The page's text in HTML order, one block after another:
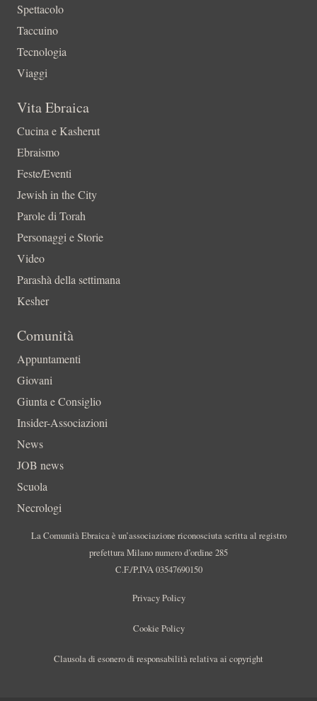
Spettacolo
Taccuino
Tecnologia
Viaggi
Vita Ebraica
Cucina e Kasherut
Ebraismo
Feste/Eventi
Jewish in the City
Parole di Torah
Personaggi e Storie
Video
Parashà della settimana
Kesher
Comunità
Appuntamenti
Giovani
Giunta e Consiglio
Insider-Associazioni
News
JOB news
Scuola
Necrologi
La Comunità Ebraica è un’associazione riconosciuta scritta al registro
prefettura Milano numero d’ordine 285
C.F./P.IVA 03547690150
Privacy Policy
Cookie Policy
Clausola di esonero di responsabilità relativa ai copyright